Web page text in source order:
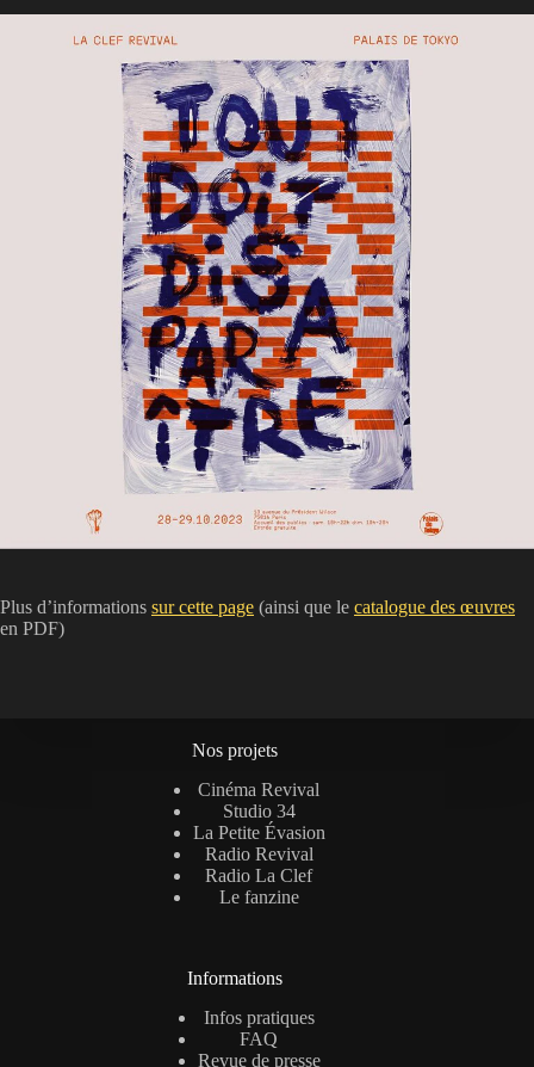
Plus d’informations sur cette page (ainsi que le catalogue des œuvres
en PDF)
Nos projets
Cinéma Revival
Studio 34
La Petite Évasion
Radio Revival
Radio La Clef
Le fanzine
Informations
Infos pratiques
FAQ
Revue de presse